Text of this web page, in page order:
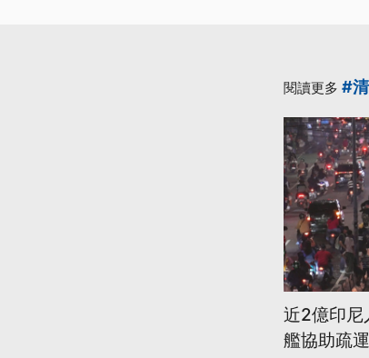
閱讀更多 #
近2億印尼
艦協助疏